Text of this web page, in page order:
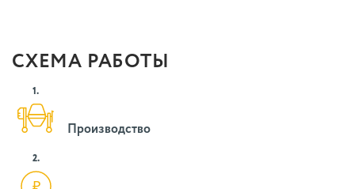
СХЕМА РАБОТЫ
1.
Производство
2.